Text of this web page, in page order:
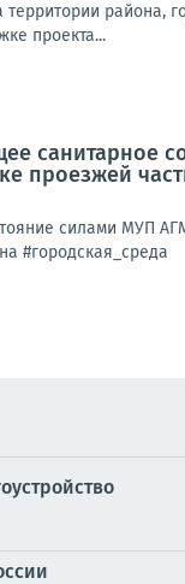
района,
проекта...
санитарное
проезжей
силами МУП
#городская_среда